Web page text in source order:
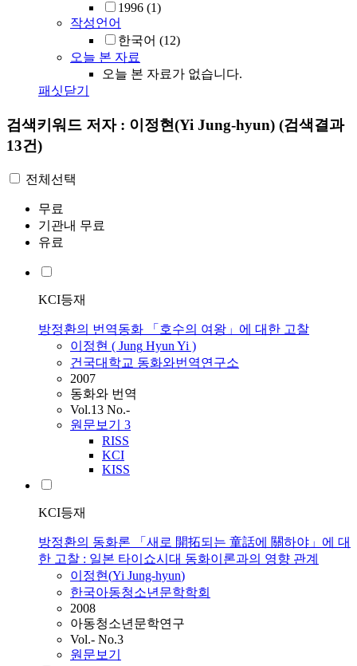
1996 (1)
작성언어
한국어 (12)
오늘 본 자료
오늘 본 자료가 없습니다.
패싯닫기
검색키워드 저자 : 이정현(Yi Jung-hyun) (검색결과
13건)
전체선택
무료
기관내 무료
유료
KCI등재
방정환의 번역동화 「호수의 여왕」에 대한 고찰
이정현 ( Jung HyunYi )
건국대학교 동화와번역연구소
2007
동화와 번역
Vol.13 No.-
원문보기 3
RISS
KCI
KISS
KCI등재
방정환의 동화론 「새로 開拓되는 童話에 關하야」에 대
한 고찰 : 일본 타이쇼시대 동화이론과의 영향 관계
이정현(Yi Jung-hyun)
한국아동청소년문학학회
2008
아동청소년문학연구
Vol.- No.3
원문보기